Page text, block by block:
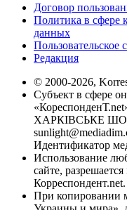
Договор
Политика в сфере
данных
Пользовательское
Редакция
© 2000-2026,
Субъект в сфере
ХАРКІВСЬКЕ
Идентификатор
Использование
сайте,
Корреспондент.net.
При копировании